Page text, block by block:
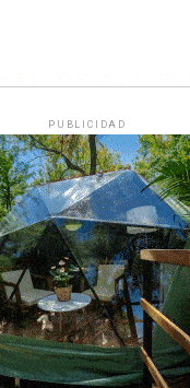
PUBLICIDAD